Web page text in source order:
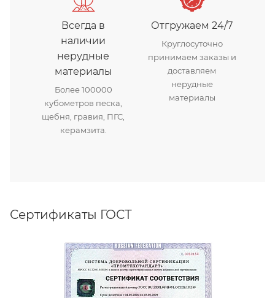
Всегда в
наличии
нерудные
материалы
Более 100000
кубометров песка,
щебня, гравия, ПГС,
керамзита.
Отгружаем 24/7
Круглосуточно
принимаем заказы и
доставляем
нерудные
материалы
Сертификаты ГОСТ